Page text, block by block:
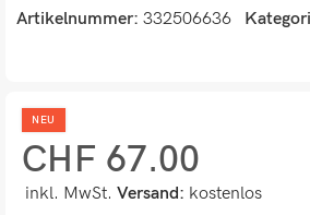
Artikelnummer: 332506636
NEU
CHF 67.00
inkl. MwSt. Versand: kostenlos